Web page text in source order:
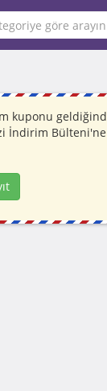
kuponu
İndirim